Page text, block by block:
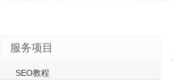
服务项目
SEO教程